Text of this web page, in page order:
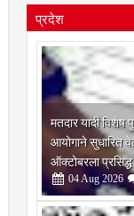
प्रदेश
मतदार यादी विशेष
आयोगाने सुधारित
ऑक्टोबरला प्रसिद्ध
04 Aug 2026